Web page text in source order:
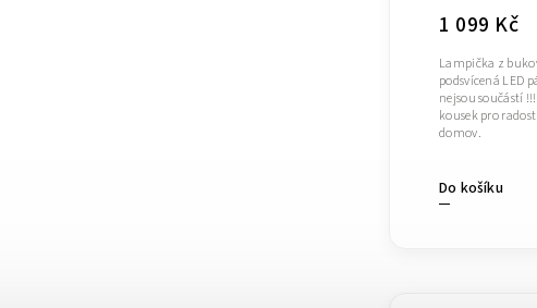
1 099 Kč
Do košíku
Lampička z
podsvícená LED
nejsou součástí
kousek pro
domov.